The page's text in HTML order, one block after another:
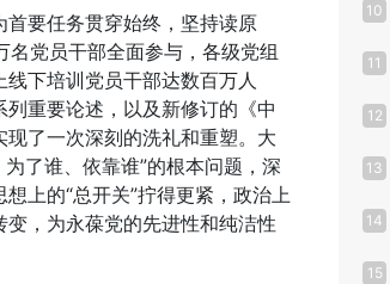
首要任务贯穿始终，坚持读原
党员干部全面参与，各级党组
下培训党员干部达数百万人
重要论述，以及新修订的《中
了一次深刻的洗礼和重塑。大
了谁、依靠谁”的根本问题，深
想上的“总开关”拧得更紧，政治上
变，为永葆党的先进性和纯洁性
10
11
12
13
14
15